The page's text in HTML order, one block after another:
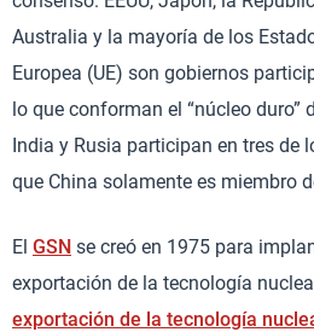
Australia y la mayoría de los
Europea (UE) son gobiernos
lo que conforman el “núcleo duro”
India y Rusia participan en tres de
que China solamente es miembro
El GSN se creó en 1975 para
exportación de la tecnología
exportación de la tecnología